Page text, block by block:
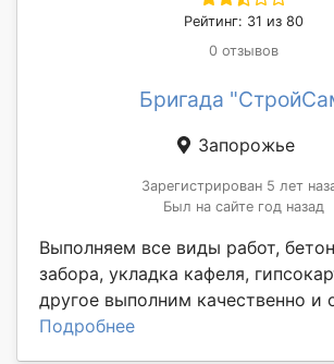
Рейтинг: 31 из 80
0 отзывов
Бригада
Запорожье
Зарегистрирован 5 лет
Был на сайте год назад
Выполняем все виды работ,
забора, укладка кафеля,
другое выполним качественно и
Подробнее